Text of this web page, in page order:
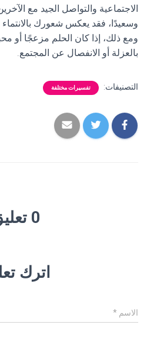
الاجتماعية والتواصل الجيد مع
وسعيدًا، فقد يعكس شعورك بالانتماء
ومع ذلك، إذا كان الحلم مزعجًا أو
بالعزلة أو الانفصال عن المجتمع.
التصنيفات: تفسيرات مختلفة
0 تعليق
اترك
الاسم *